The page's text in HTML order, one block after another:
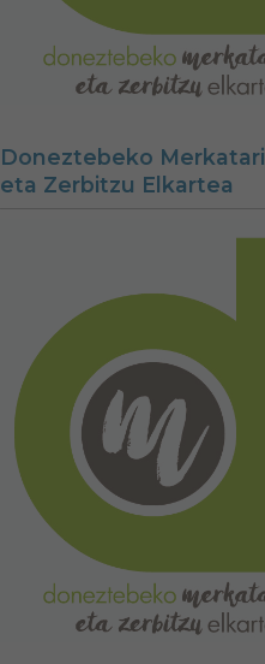
Doneztebeko Merkatari
eta Zerbitzu Elkartea